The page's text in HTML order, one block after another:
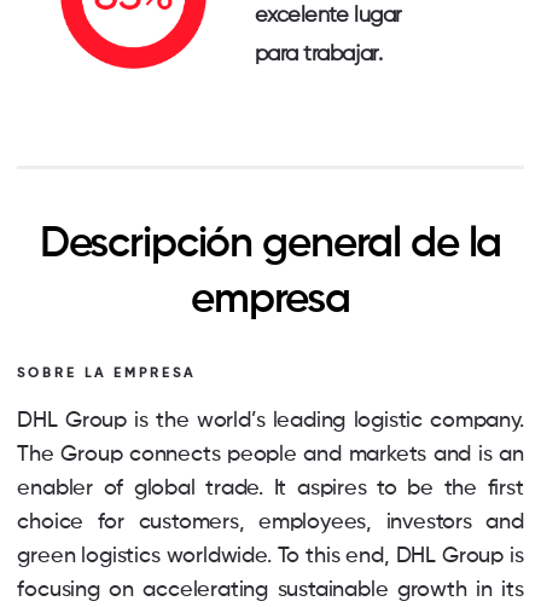
excelente lugar
para trabajar.
Descripción general de la
empresa
SOBRE LA EMPRESA
DHL Group is the world’s leading logistic company.
The Group connects people and markets and is an
enabler of global trade. It aspires to be the first
choice for customers, employees, investors and
green logistics worldwide. To this end, DHL Group is
focusing on accelerating sustainable growth in its